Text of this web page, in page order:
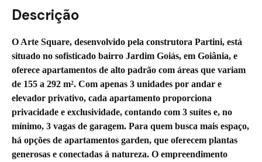
Descrição
O Arte Square, desenvolvido pela construtora Partini, está
situado no sofisticado bairro Jardim Goiás, em Goiânia, e
oferece apartamentos de alto padrão com áreas que variam
de 155 a 292 m². Com apenas 3 unidades por andar e
elevador privativo, cada apartamento proporciona
privacidade e exclusividade, contando com 3 suítes e, no
mínimo, 3 vagas de garagem. Para quem busca mais espaço,
há opções de apartamentos garden, que oferecem plantas
generosas e conectadas à natureza. O empreendimento